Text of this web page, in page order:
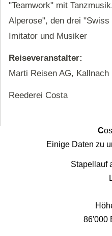
"Teamwork" mit
Alperose", den drei
Imitator und Musiker
Reiseveranstalter:
Marti Reisen AG, Kallnach
Reederei Costa
C
Einige Daten zu
Stapellauf
86'000